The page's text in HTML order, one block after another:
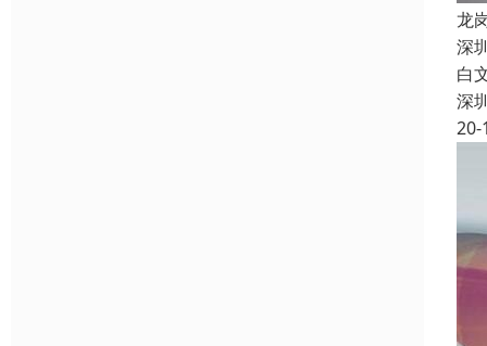
龙
深
白
深
20-